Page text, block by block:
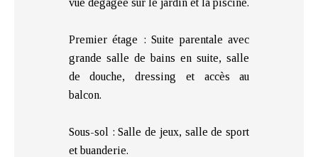
vue dégagée sur le jardin et la piscine.
Premier étage : Suite parentale avec
grande salle de bains en suite, salle
de douche, dressing et accès au
balcon.
Sous-sol : Salle de jeux, salle de sport
et buanderie.